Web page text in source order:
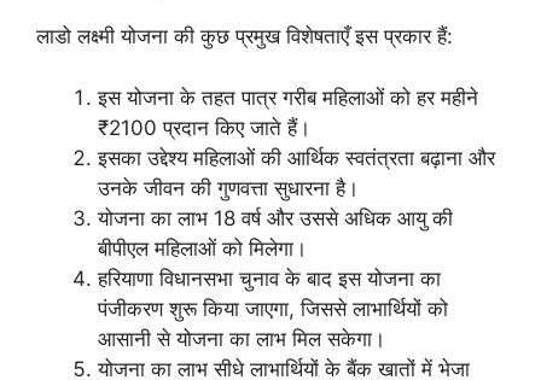
लाडो लक्ष्मी योजना की कुछ प्रमुख विशेषताएँ इस प्रकार हैं:
इस योजना के तहत पात्र गरीब महिलाओं को हर महीने
₹2100 प्रदान किए जाते हैं।
इसका उद्देश्य महिलाओं की आर्थिक स्वतंत्रता बढ़ाना और
उनके जीवन की गुणवत्ता सुधारना है।
योजना का लाभ 18 वर्ष और उससे अधिक आयु की
बीपीएल महिलाओं को मिलेगा।
हरियाणा विधानसभा चुनाव के बाद इस योजना का
पंजीकरण शुरू किया जाएगा, जिससे लाभार्थियों को
आसानी से योजना का लाभ मिल सकेगा।
योजना का लाभ सीधे लाभार्थियों के बैंक खातों में भेजा